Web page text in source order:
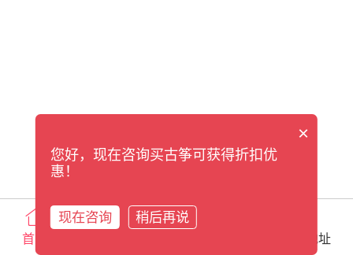
首页 实体地址
×
您好，现在咨询买古筝可获得折扣优
惠！
现在咨询 稍后再说